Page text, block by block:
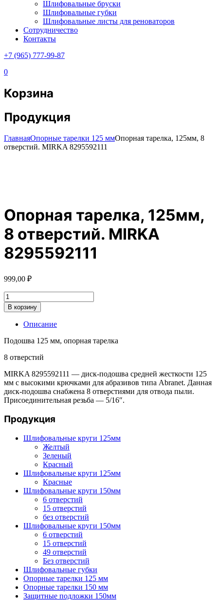
Шлифовальные бруски
Шлифовальные губки
Шлифовальные листы для реноваторов
Сотрудничество
Контакты
+7 (965) 777-99-87
0
Корзина
Продукция
ГлавнаяОпорные тарелки 125 ммОпорная тарелка, 125мм, 8
отверстий. MIRKA 8295592111
Опорная тарелка, 125мм,
8 отверстий. MIRKA
8295592111
999,00 ₽
Количество
товара
Опорная
тарелка,
125мм,
8
MIRKA
В корзину
Описание
Подошва 125 мм, опорная тарелка
8 отверстий
MIRKA 8295592111 — диск-подошва средней жесткости 125
мм с высокими крючками для абразивов типа Abranet. Данная
диск-подошва снабжена 8 отверстиями для отвода пыли.
Присоединительная резьба — 5/16″.
Продукция
Шлифовальные круги 125мм
Желтый
Зеленый
Красный
Шлифовальные круги 125мм
Красные
Шлифовальные круги 150мм
6 отверстий
15 отверстий
без отверстий
Шлифовальные круги 150мм
6 отверстий
15 отверстий
49 отверстий
Без отверстий
Шлифовальные губки
Опорные тарелки 125 мм
Опорные тарелки 150 мм
Защитные подложки 150мм